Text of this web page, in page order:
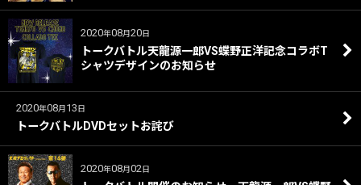
2020年08月20日
トークバトル天龍源一郎VS蝶野正洋記念コラボT
シャツデザインのお知らせ
2020年08月 13 日
トークバトルDVDセットお詫び
2020年08月02日